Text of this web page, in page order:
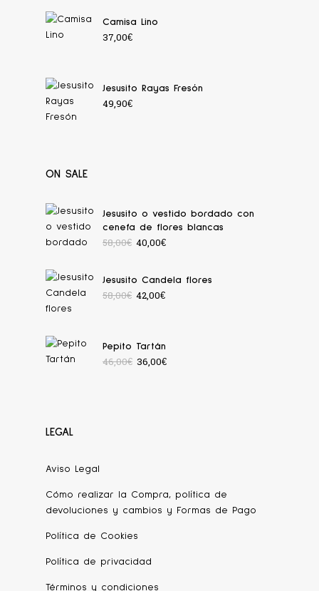
Camisa Lino
37,00€
Jesusito Rayas Fresón
49,90€
ON SALE
Jesusito o vestido bordado con
cenefa de flores blancas
58,00€ 40,00€
Jesusito Candela flores
58,00€ 42,00€
Pepito Tartán
46,00€ 36,00€
LEGAL
Aviso Legal
Cómo realizar la Compra, política de
devoluciones y cambios y Formas de Pago
Política de Cookies
Política de privacidad
Términos y condiciones